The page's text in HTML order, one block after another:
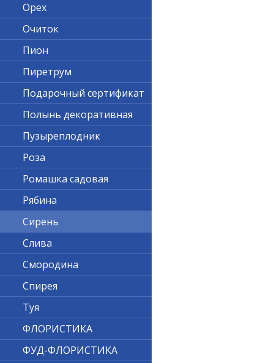
Орех
Очиток
Пион
Пиретрум
Подарочный сертификат
Полынь декоративная
Пузыреплодник
Роза
Ромашка садовая
Рябина
Сирень
Слива
Смородина
Спирея
Туя
ФЛОРИСТИКА
ФУД-ФЛОРИСТИКА